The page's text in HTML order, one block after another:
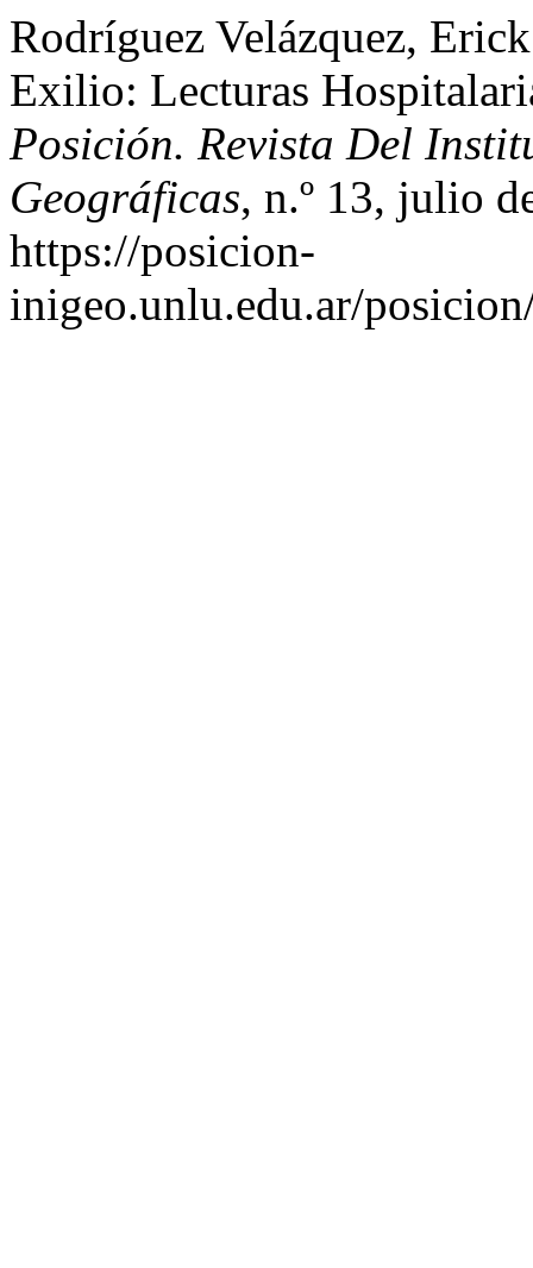
Rodríguez Velázquez,
Exilio: Lecturas
Posición. Revista Del
Geográficas, n.º 13, julio
https://posicion-
inigeo.unlu.edu.ar/